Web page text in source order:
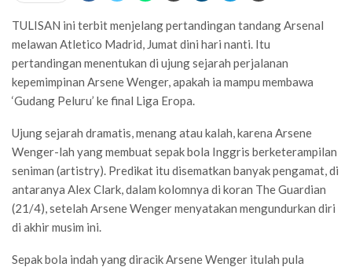
TULISAN ini terbit menjelang pertandingan tandang Arsenal
melawan Atletico Madrid, Jumat dini hari nanti. Itu
pertandingan menentukan di ujung sejarah perjalanan
kepemimpinan Arsene Wenger, apakah ia mampu membawa
‘Gudang Peluru’ ke final Liga Eropa.
Ujung sejarah dramatis, menang atau kalah, karena Arsene
Wenger-lah yang membuat sepak bola Inggris berketerampilan
seniman (artistry). Predikat itu disematkan banyak pengamat, di
antaranya Alex Clark, dalam kolomnya di koran The Guardian
(21/4), setelah Arsene Wenger menyatakan mengundurkan diri
di akhir musim ini.
Sepak bola indah yang diracik Arsene Wenger itulah pula